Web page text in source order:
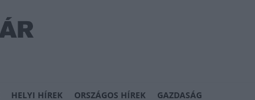
HELYI HÍREK ORSZÁGOS HÍREK GAZDASÁG